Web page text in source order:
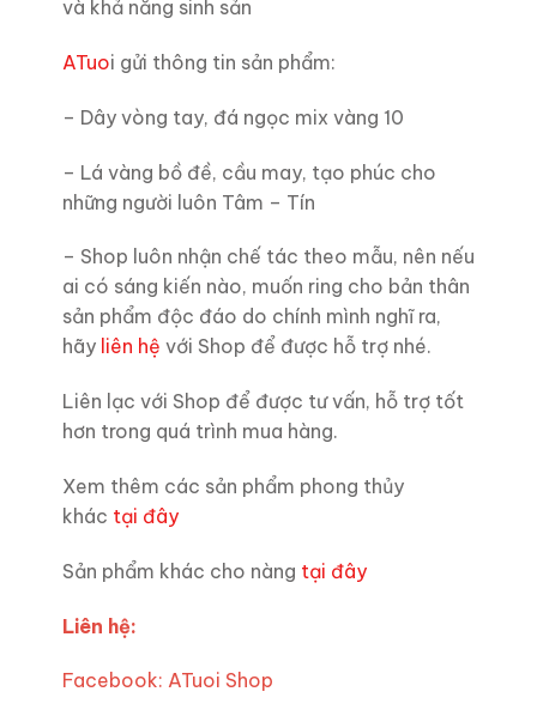
và khả năng sinh sản
ATuoi gửi thông tin sản phẩm:
– Dây vòng tay, đá ngọc mix vàng 10
– Lá vàng bồ đề, cầu may, tạo phúc cho
những người luôn Tâm – Tín
– Shop luôn nhận chế tác theo mẫu, nên nếu
ai có sáng kiến nào, muốn ring cho bản thân
sản phẩm độc đáo do chính mình nghĩ ra,
hãy liên hệ với Shop để được hỗ trợ nhé.
Liên lạc với Shop để được tư vấn, hỗ trợ tốt
hơn trong quá trình mua hàng.
Xem thêm các sản phẩm phong thủy
khác tại đây
Sản phẩm khác cho nàng tại đây
Liên hệ:
Facebook: ATuoi Shop